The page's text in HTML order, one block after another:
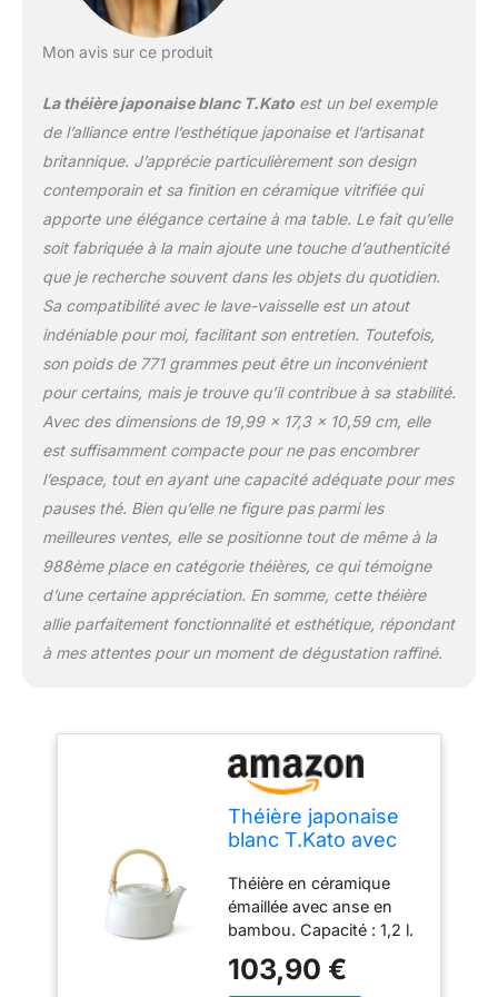
Mon avis sur ce produit
La théière japonaise blanc T.Katoest un bel exemple
de l’alliance entre l’esthétique japonaise et l’artisanat
britannique. J’apprécie particulièrement son design
contemporain et sa finition en céramique vitrifiée qui
apporte une élégance certaine à ma table. Le fait qu’elle
soit fabriquée à la main ajoute une touche d’authenticité
que je recherche souvent dans les objets du quotidien.
Sa compatibilité avec le lave-vaisselle est un atout
indéniable pour moi, facilitant son entretien. Toutefois,
son poids de 771 grammes peut être un inconvénient
pour certains, mais je trouve qu’il contribue à sa stabilité.
Avec des dimensions de 19,99 x 17,3 x 10,59 cm, elle
est suffisamment compacte pour ne pas encombrer
l’espace, tout en ayant une capacité adéquate pour mes
pauses thé. Bien qu’elle ne figure pas parmi les
meilleures ventes, elle se positionne tout de même à la
988ème place en catégorie théières, ce qui témoigne
d’une certaine appréciation. En somme, cette théière
allie parfaitement fonctionnalité et esthétique, répondant
à mes attentes pour un moment de dégustation raffiné.
Théière japonaise
blanc T.Kato avec
contemporain en
céramique vitrifiée
fabriquée à la main
au Royaume-Uni
Théière en céramique
émaillée avec anse en
bambou. Capacité : 1,2 l.
intégrée Tatsumi Kat
103,90 €